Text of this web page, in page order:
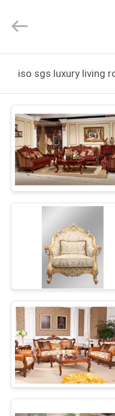
उत्पादों
हमारे
बारे
गुणवत्ता
नियंत्रण
साइटमैप
PRIVACY
POLICY
Furniture
Co.,Ltd.
Reserved.
iso sgs luxury living